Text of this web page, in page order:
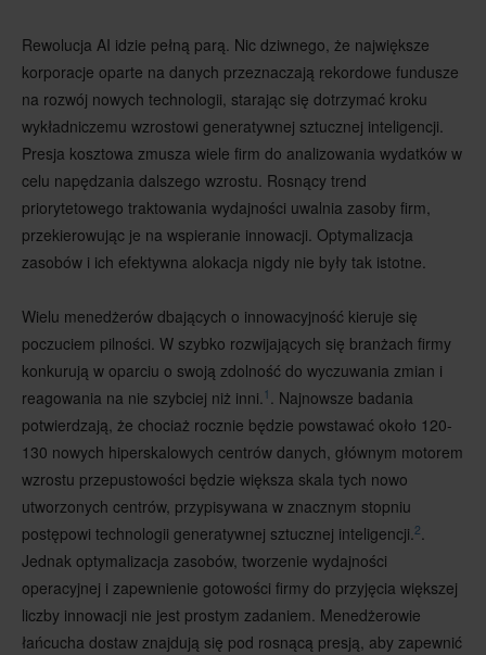
Rewolucja AI idzie pełną parą. Nic dziwnego, że największe
korporacje oparte na danych przeznaczają rekordowe fundusze
na rozwój nowych technologii, starając się dotrzymać kroku
wykładniczemu wzrostowi generatywnej sztucznej inteligencji.
Presja kosztowa zmusza wiele firm do analizowania wydatków w
celu napędzania dalszego wzrostu. Rosnący trend
priorytetowego traktowania wydajności uwalnia zasoby firm,
przekierowując je na wspieranie innowacji. Optymalizacja
zasobów i ich efektywna alokacja nigdy nie były tak istotne.
Wielu menedżerów dbających o innowacyjność kieruje się
poczuciem pilności. W szybko rozwijających się branżach firmy
konkurują w oparciu o swoją zdolność do wyczuwania zmian i
reagowania na nie szybciej niż inni. 1 . Najnowsze badania
potwierdzają, że chociaż rocznie będzie powstawać około 120-
130 nowych hiperskalowych centrów danych, głównym motorem
wzrostu przepustowości będzie większa skala tych nowo
utworzonych centrów, przypisywana w znacznym stopniu
postępowi technologii generatywnej sztucznej inteligencji.2.
Jednak optymalizacja zasobów, tworzenie wydajności
operacyjnej i zapewnienie gotowości firmy do przyjęcia większej
liczby innowacji nie jest prostym zadaniem. Menedżerowie
łańcucha dostaw znajdują się pod rosnącą presją, aby zapewnić